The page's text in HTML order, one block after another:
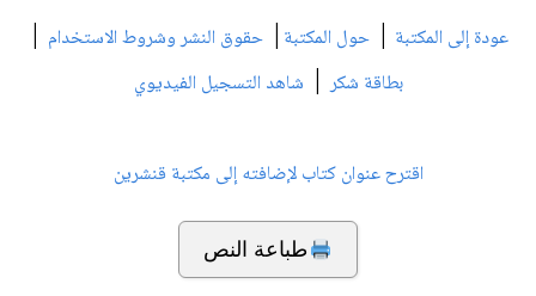
عودة إلى المكتبة | حول المكتبة | حقوق النشر وشروط الاستخدام |
بطاقة شكر| شاهد التسجيل الفيديوي
اقترح عنوان كتاب لإضافته إلى مكتبة قنشرين
طباعة النص